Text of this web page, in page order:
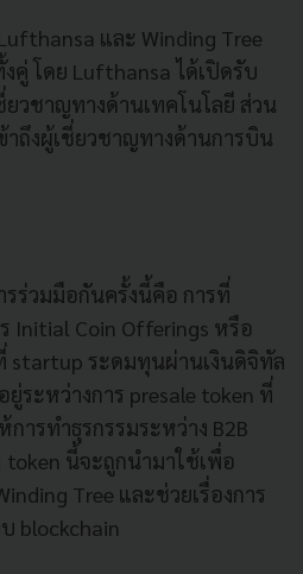
และ Winding Tree
คู่ โดย Lufthansa ได้เปิดรับ
วชาญทางด้านเทคโนโลยี ส่วน
าถึงผู้เชี่ยวชาญทางด้านการบิน
ร่วมมือกันครั้งนี้คือ การที่
Initial Coin Offerings หรือ
startup ระดมทุนผ่านเงินดิจิทัล
ยู่ระหว่างการ presale token ที่
การทำธุรกรรมระหว่าง B2B
นี้จะถูกนำมาใช้เพื่อ
Tree และช่วยเรื่องการ
blockchain